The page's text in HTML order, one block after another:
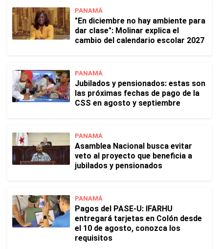
PANAMÁ
"En diciembre no hay ambiente para
dar clase": Molinar explica el
cambio del calendario escolar 2027
PANAMÁ
Jubilados y pensionados: estas son
las próximas fechas de pago de la
CSS en agosto y septiembre
PANAMÁ
Asamblea Nacional busca evitar
veto al proyecto que beneficia a
jubilados y pensionados
PANAMÁ
Pagos del PASE-U: IFARHU
entregará tarjetas en Colón desde
el 10 de agosto, conozca los
requisitos